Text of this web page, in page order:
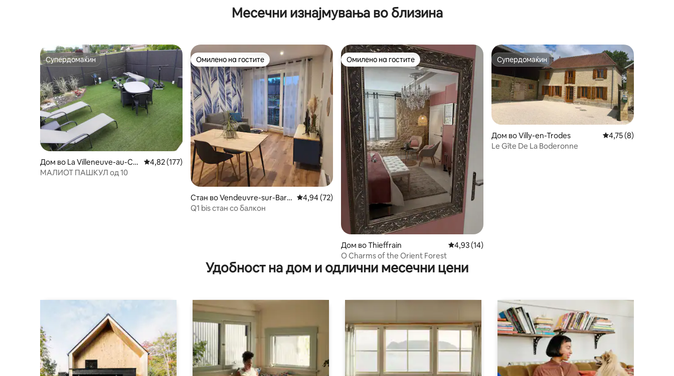
Месечни изнајмувања во близина
Супердомаќин
Супердомаќин
Дом во La Villeneuve-au-Ch
êne
Просечна оцена: 4,82 од 5, 177 рецензии
4,82 (177)
МАЛИОТ ПАШКУЛ од 10
Омилено на гостите
Омилено на гостите
Стан во Vendeuvre-sur-Bars
e
Просечна оцена: 4,94 од 5, 72 рецензии
4,94 (72)
Q1 bis стан со балкон
Омилено на гостите
Омилено на гостите
Дом во Thieffrain Просечна оцена: 4,93 од 5, 14 рецензии
4,93 (14)
O Charms of the Orient Forest
Супердомаќин
Супердомаќин
Дом во Villy-en-Trodes Просечна оцена:
4,75 (8)
Le Gîte De La Boderonne
Удобност на дом и одлични месечни цени